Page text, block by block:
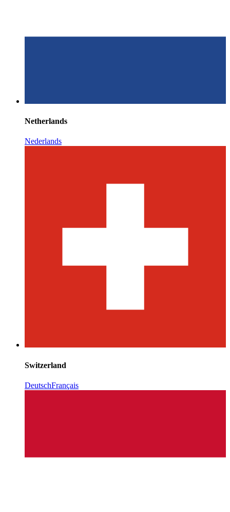
Netherlands
Nederlands
Switzerland
DeutschFrançais